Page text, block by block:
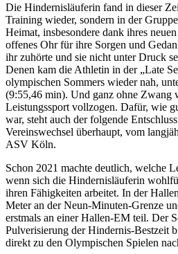
Die Hindernisläuferin fand in dieser
Training wieder, sondern in der
Heimat, insbesondere dank ihres
offenes Ohr für ihre Sorgen und
ihr zuhörte und sie nicht unter Druck
Denen kam die Athletin in der „Late
olympischen Sommers wieder nah,
(9:55,46 min). Und ganz ohne Zwang
Leistungssport vollzogen. Dafür, wie
war, steht auch der folgende
Vereinswechsel überhaupt, vom
ASV Köln.
Schon 2021 machte deutlich, welche
wenn sich die Hindernisläuferin
ihren Fähigkeiten arbeitet. In der
Meter an der Neun-Minuten-Grenze
erstmals an einer Hallen-EM teil. Der
Pulverisierung der Hindernis-Bestzeit
direkt zu den Olympischen Spielen